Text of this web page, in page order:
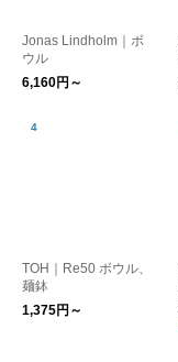
Jonas Lindholm｜ボ
ウル
6,160円～
TOH｜Re50 ボウル、
麺鉢
1,375円～